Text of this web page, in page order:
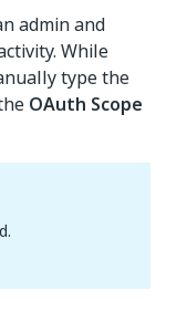
admin and
While
type the
OAuth Scope